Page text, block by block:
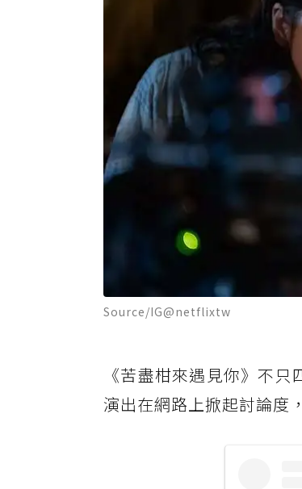
Source/IG@netflixtw
《苦盡柑來遇見你》不
演出在網路上掀起討論度